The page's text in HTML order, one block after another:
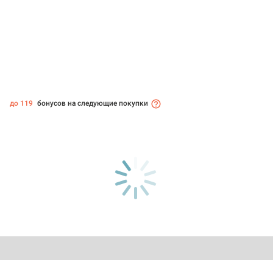
до 119 бонусов на следующие покупки